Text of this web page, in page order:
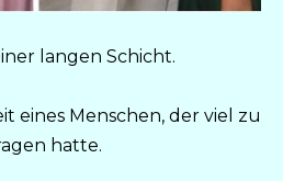
langen Schicht.
eines Menschen, der viel zu
hatte.